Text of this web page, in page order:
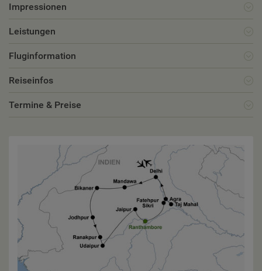
Impressionen
Leistungen
Fluginformation
Reiseinfos
Termine & Preise